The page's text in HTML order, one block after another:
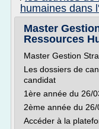
humaines dans
Master
Ressources
Master Gestion
Les dossiers de
candidat
1ère année du 26/
2ème année du
Accéder à la